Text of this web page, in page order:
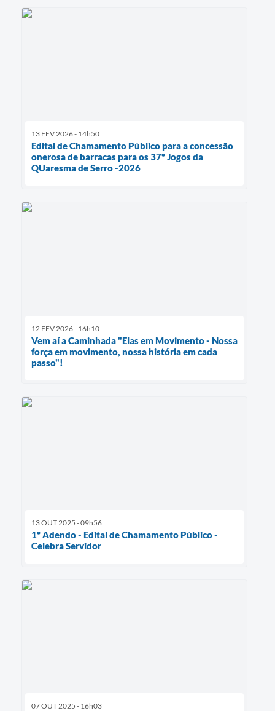
13 FEV 2026 - 14h50
Edital de Chamamento Público para a concessão
onerosa de barracas para os 37º Jogos da
QUaresma de Serro -2026
12 FEV 2026 - 16h10
Vem aí a Caminhada "Elas em Movimento - Nossa
força em movimento, nossa história em cada
passo"!
13 OUT 2025 - 09h56
1º Adendo - Edital de Chamamento Público -
Celebra Servidor
07 OUT 2025 - 16h03